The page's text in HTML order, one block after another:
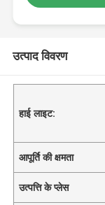
उत्पाद विवरण
हाई लाइट:
आपूर्ति की क्षमता
उत्पत्ति के प्लेस